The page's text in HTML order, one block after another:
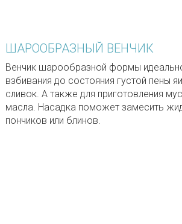
ШАРООБРАЗНЫЙ ВЕНЧИК
Венчик шарообразной формы
взбивания до состояния густой пены
сливок. А также для приготовления
масла. Насадка поможет замесить
пончиков или блинов.